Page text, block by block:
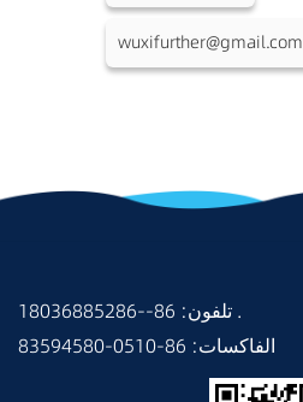
wuxifurther@gmail.com
18036885286--86 :تلفون .
83594580-0510-86 :الفاكسات